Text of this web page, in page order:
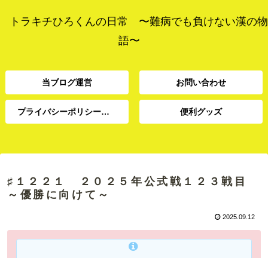
トラキチひろくんの日常 〜難病でも負けない漢の物
語〜
当ブログ運営 お問い合わせ
プライバシーポリシー、免責事項 便利グッズ
♯１２２１ ２０２５年公式戦１２３戦目
～優勝に向けて～
2025.09.12